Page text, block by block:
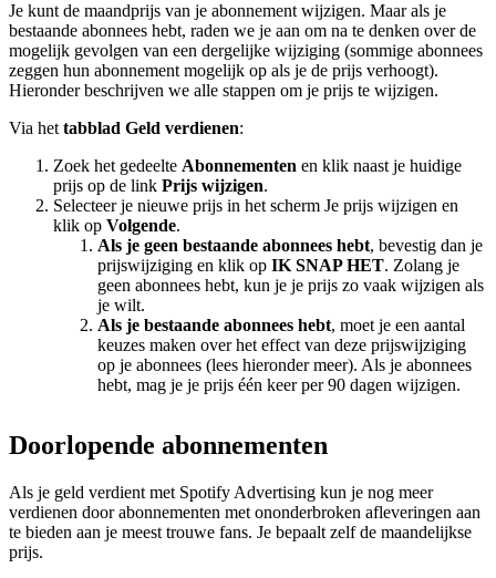
Je kunt de maandprijs van je abonnement wijzigen. Maar als je
bestaande abonnees hebt, raden we je aan om na te denken over de
mogelijk gevolgen van een dergelijke wijziging (sommige abonnees
zeggen hun abonnement mogelijk op als je de prijs verhoogt).
Hieronder beschrijven we alle stappen om je prijs te wijzigen.
Via het tabblad Geld verdienen:
Zoek het gedeelte Abonnementen en klik naast je huidige
prijs op de link Prijs wijzigen.
Selecteer je nieuwe prijs in het scherm Je prijs wijzigen en
klik op Volgende.
Als je geen bestaande abonnees hebt, bevestig dan je
prijswijziging en klik op IK SNAP HET. Zolang je
geen abonnees hebt, kun je je prijs zo vaak wijzigen als
je wilt.
Als je bestaande abonnees hebt, moet je een aantal
keuzes maken over het effect van deze prijswijziging
op je abonnees (lees hieronder meer). Als je abonnees
hebt, mag je je prijs één keer per 90 dagen wijzigen.
Doorlopende abonnementen
Als je geld verdient met Spotify Advertising kun je nog meer
verdienen door abonnementen met ononderbroken afleveringen aan
te bieden aan je meest trouwe fans. Je bepaalt zelf de maandelijkse
prijs.